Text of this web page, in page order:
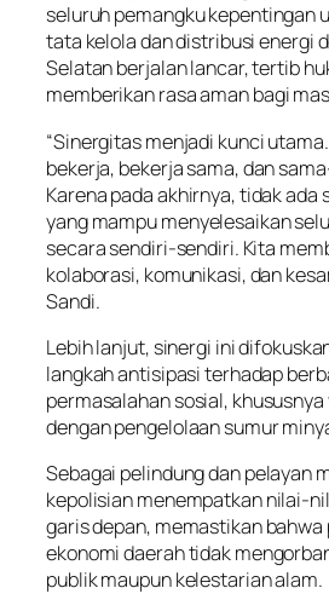
seluruh pemangku kepentingan
tata kelola dan distribusi energi
Selatan berjalan lancar, tertib
memberikan rasa aman bagi
“Sinergitas menjadi kunci
bekerja, bekerja sama, dan
Karena pada akhirnya, tidak ada
yang mampu menyelesaikan
secara sendiri-sendiri. Kita
kolaborasi, komunikasi, dan
Sandi.
Lebih lanjut, sinergi ini
langkah antisipasi terhadap
permasalahan sosial,
dengan pengelolaan sumur
Sebagai pelindung dan pelayan
kepolisian menempatkan nilai-
garis depan, memastikan
ekonomi daerah tidak
publik maupun kelestarian alam.